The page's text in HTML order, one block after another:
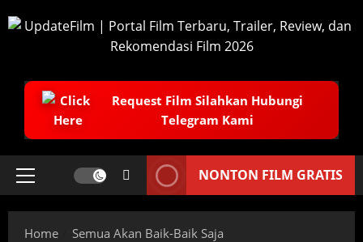
to
Request Film Silahkan Hubungi
Telegram Kami
Primary
NONTON FILM GRATIS
Home Semua Akan Baik-Baik Saja